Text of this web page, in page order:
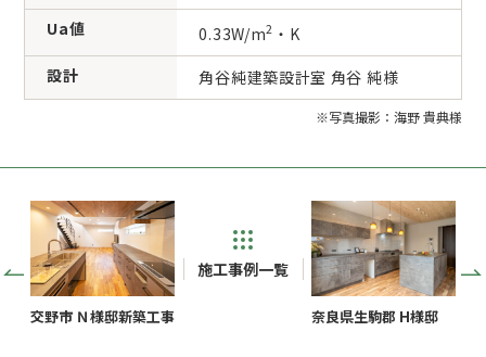
Ua値 0.33W/m2 ・K
設計
角谷純建築設計室 角谷 純様
※写真撮影：海野 貴典様
交野市 Ｎ様邸新築工事
施工事例一覧
奈良県生駒郡 H様邸